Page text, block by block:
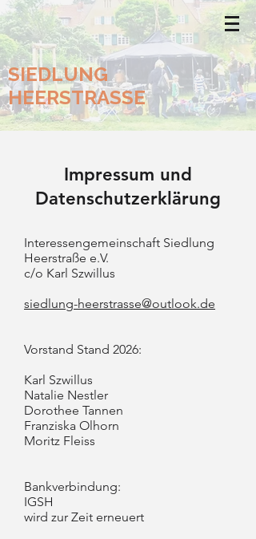
SIEDLUNG
HEERSTRASSE
Impressum und
Datenschutzerklärung
Interessengemeinschaft Siedlung
Heerstraße e.V.
c/o Karl Szwillus
siedlung-heerstrasse@outlook.de
Vorstand Stand 2026:
Karl Szwillus
Natalie Nestler
Dorothee Tannen
Franziska Olhorn
Moritz Fleiss
Bankverbindung:
IGSH
wird zur Zeit erneuert